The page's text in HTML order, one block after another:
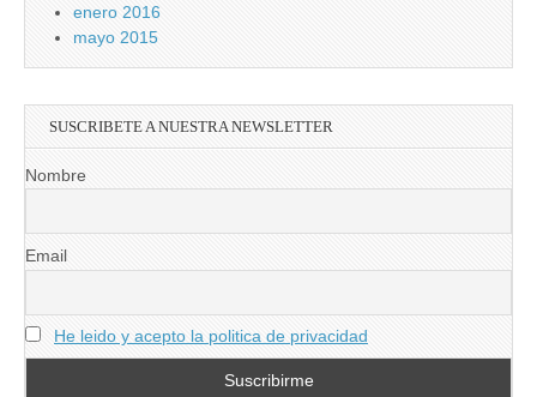
enero 2016
mayo 2015
SUSCRIBETE A NUESTRA NEWSLETTER
Nombre
Email
He leido y acepto la politica de privacidad